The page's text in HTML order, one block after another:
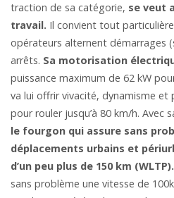
traction de sa catégorie, se veut
travail. Il convient tout
opérateurs alternent démarrages
arrêts. Sa motorisation
puissance maximum de 62 kW
va lui offrir vivacité, dynamisme et
pour rouler jusqu’à 80 km/h. Avec
le fourgon qui assure sans
déplacements urbains et
d’un peu plus de 150 km (WLTP).
sans problème une vitesse de